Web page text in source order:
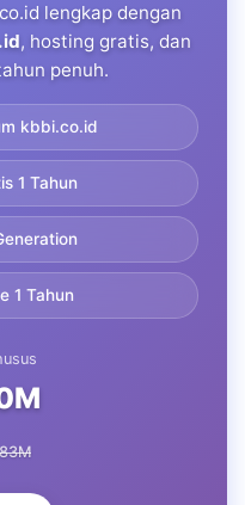
lengkap dengan
, hosting gratis, dan
penuh.
kbbi.co.id
1 Tahun
1 Tahun